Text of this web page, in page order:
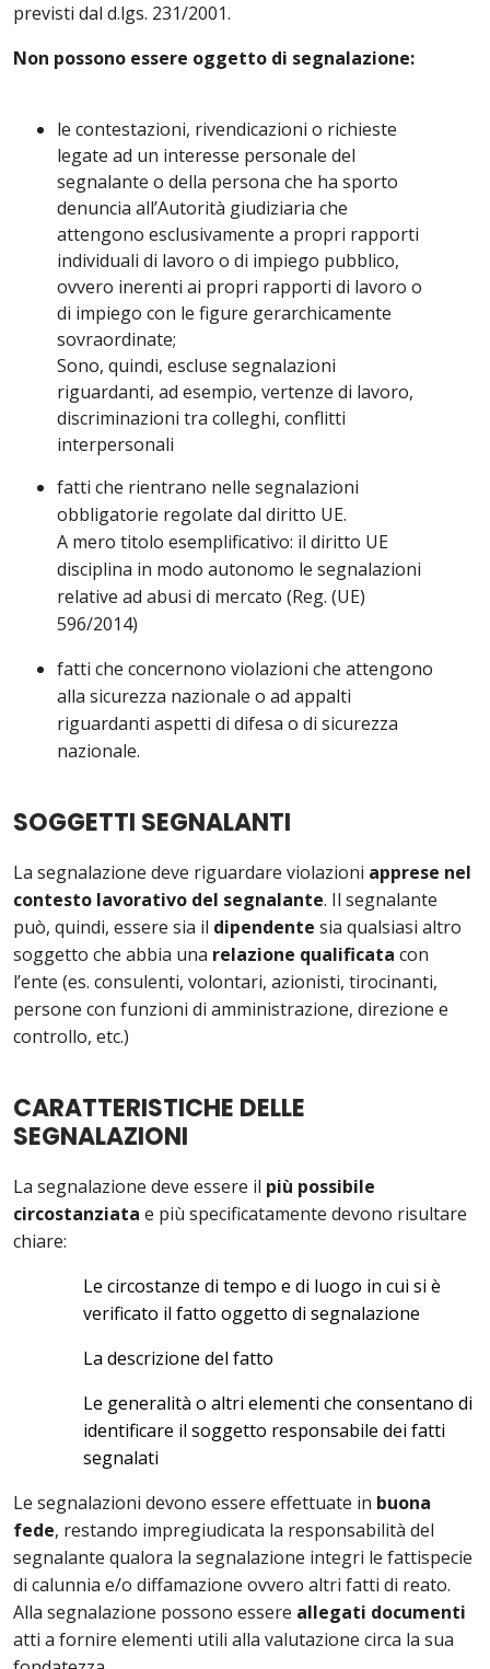
previsti dal d.lgs. 231/2001.
Non possono essere oggetto di segnalazione:
le contestazioni, rivendicazioni o richieste
legate ad un interesse personale del
segnalante o della persona che ha sporto
denuncia all’Autorità giudiziaria che
attengono esclusivamente a propri rapporti
individuali di lavoro o di impiego pubblico,
ovvero inerenti ai propri rapporti di lavoro o
di impiego con le figure gerarchicamente
sovraordinate;
Sono, quindi, escluse segnalazioni
riguardanti, ad esempio, vertenze di lavoro,
discriminazioni tra colleghi, conflitti
interpersonali
fatti che rientrano nelle segnalazioni
obbligatorie regolate dal diritto UE.
A mero titolo esemplificativo: il diritto UE
disciplina in modo autonomo le segnalazioni
relative ad abusi di mercato (Reg. (UE)
596/2014)
fatti che concernono violazioni che attengono
alla sicurezza nazionale o ad appalti
riguardanti aspetti di difesa o di sicurezza
nazionale.
SOGGETTI SEGNALANTI
La segnalazione deve riguardare violazioni apprese nel
contesto lavorativo del segnalante. Il segnalante
può, quindi, essere sia il dipendente sia qualsiasi altro
soggetto che abbia una relazione qualificata con
l’ente (es. consulenti, volontari, azionisti, tirocinanti,
persone con funzioni di amministrazione, direzione e
controllo, etc.)
CARATTERISTICHE DELLE
SEGNALAZIONI
La segnalazione deve essere il più possibile
circostanziata e più specificatamente devono risultare
chiare:
Le circostanze di tempo e di luogo in cui si è
verificato il fatto oggetto di segnalazione
La descrizione del fatto
Le generalità o altri elementi che consentano di
identificare il soggetto responsabile dei fatti
segnalati
Le segnalazioni devono essere effettuate in buona
fede, restando impregiudicata la responsabilità del
segnalante qualora la segnalazione integri le fattispecie
di calunnia e/o diffamazione ovvero altri fatti di reato.
Alla segnalazione possono essere allegati documenti
atti a fornire elementi utili alla valutazione circa la sua